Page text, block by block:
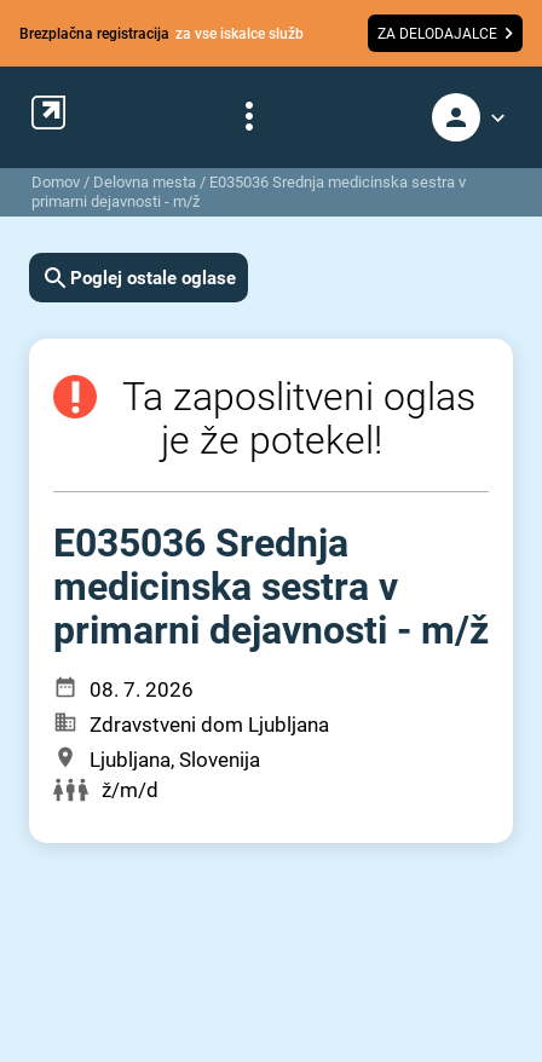
Brezplačna registracija za vse iskalce služb ZA DELODAJALCE
Domov / Delovna mesta / E035036 Srednja medicinska sestra v
primarni dejavnosti - m/ž
Poglej ostale oglase
Ta zaposlitveni oglas
je že potekel!
E035036 Srednja
medicinska sestra v
primarni dejavnosti - m⁠/⁠ž
08. 7. 2026
Zdravstveni dom Ljubljana
Ljubljana, Slovenija
ž/m/d